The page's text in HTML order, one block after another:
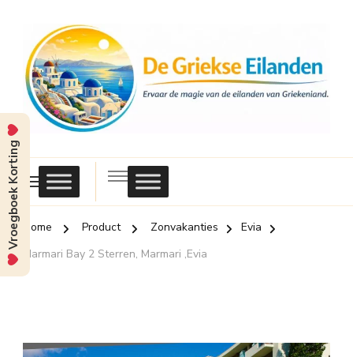
Griekse
Eilanden
Home Product Zonvakanties
Evia
Marmari Bay 2 Sterren, Marmari ,Evia
Vroegboek Korting